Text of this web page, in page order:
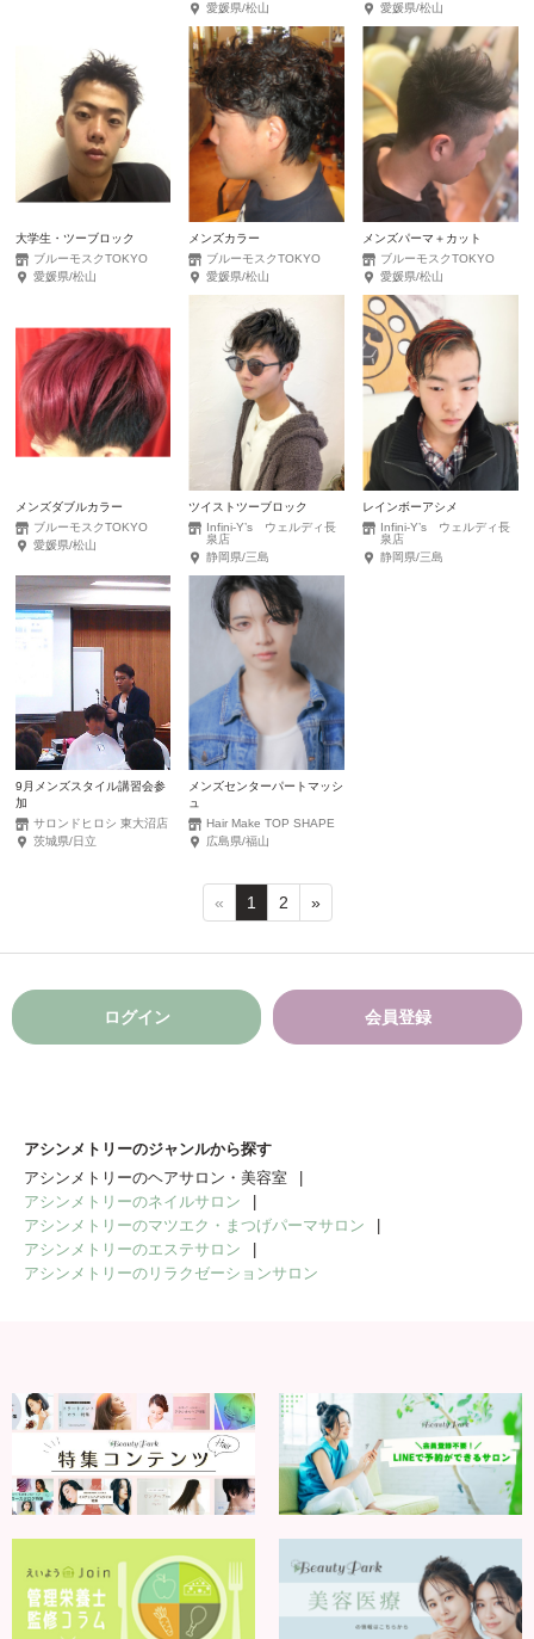
愛媛県/松山
愛媛県/松山
大学生・ツーブロック
ブルーモスクTOKYO
愛媛県/松山
メンズカラー
ブルーモスクTOKYO
愛媛県/松山
メンズパーマ＋カット
ブルーモスクTOKYO
愛媛県/松山
メンズダブルカラー
ブルーモスクTOKYO
愛媛県/松山
ツイストツーブロック
Infini-Y’s ウェルディ長
泉店
静岡県/三島
レインボーアシメ
Infini-Y’s ウェルディ長
泉店
静岡県/三島
9月メンズスタイル講習会参
加
サロンドヒロシ 東大沼店
茨城県/日立
メンズセンターパートマッシ
ュ
Hair Make TOP SHAPE
広島県/福山
« 1 2 »
ログイン 会員登録
アシンメトリーのジャンルから探す
アシンメトリーのヘアサロン・美容室
アシンメトリーのネイルサロン
アシンメトリーのマツエク・まつげパーマサロン
アシンメトリーのエステサロン
アシンメトリーのリラクゼーションサロン